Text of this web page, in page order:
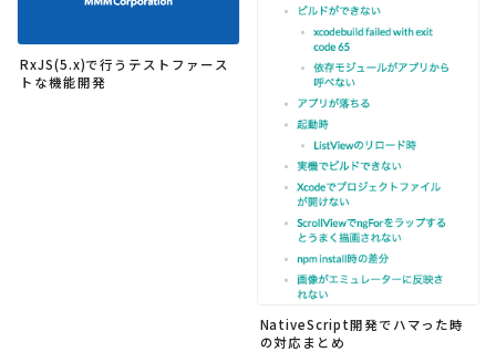
公式ページ
RxJS(5.x)で行うテストファース
トな機能開発
NativeScript開発でハマった時
の対応まとめ